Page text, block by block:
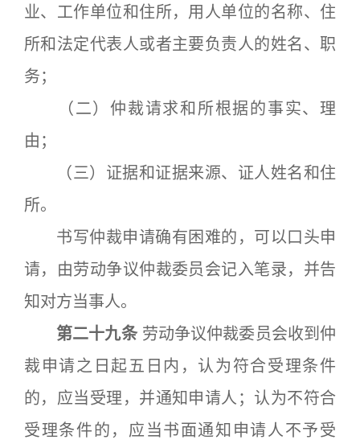
业、工作单位和住所，用人单位的名称、住
所和法定代表人或者主要负责人的姓名、职
务；
（二）仲裁请求和所根据的事实、理
由；
（三）证据和证据来源、证人姓名和住
所。
书写仲裁申请确有困难的，可以口头申
请，由劳动争议仲裁委员会记入笔录，并告
知对方当事人。
第二十九条劳动争议仲裁委员会收到仲
裁申请之日起五日内，认为符合受理条件
的，应当受理，并通知申请人；认为不符合
受理条件的，应当书面通知申请人不予受